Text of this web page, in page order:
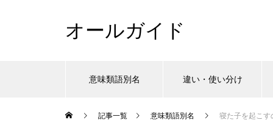
オールガイド
意味類語別名 違い・使い分け
記事一覧 意味類語別名 寝た子を起こす